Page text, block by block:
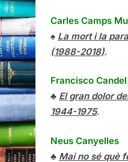
Carles Camps
♠ La mort i la
(1988-2018).
Francisco Candel
♣ El gran dolor
1944-1975.
Neus Canyelles
♣ Mai no sé què